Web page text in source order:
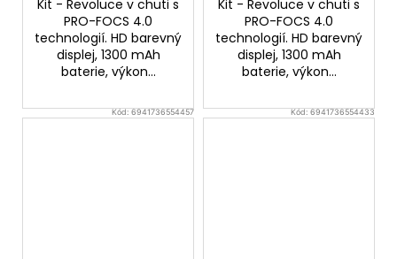
Kit - Revoluce v chuti s
PRO-FOCS 4.0
technologií. HD barevný
displej, 1300 mAh
baterie, výkon...
Kit - Revoluce v chuti s
PRO-FOCS 4.0
technologií. HD barevný
displej, 1300 mAh
baterie, výkon...
Kód: 6941736554457 Kód: 6941736554433